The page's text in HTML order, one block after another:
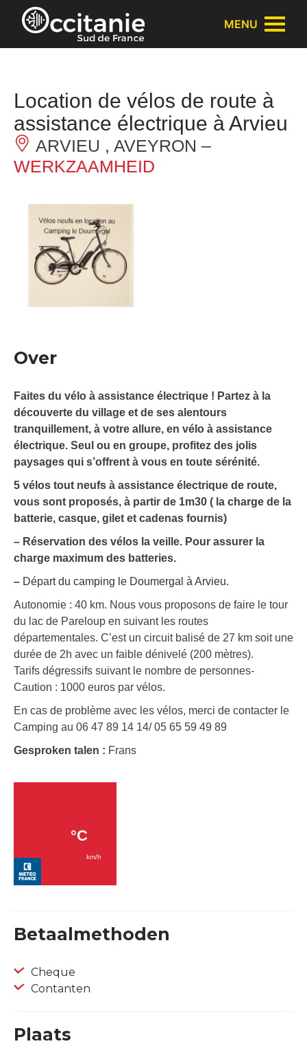
Cookies beheer paneel
MENU
Location de vélos de route à
assistance électrique à Arvieu
ARVIEU , AVEYRON –
WERKZAAMHEID
Over
Faites du vélo à assistance électrique ! Partez à la
découverte du village et de ses alentours
tranquillement, à votre allure, en vélo à assistance
électrique. Seul ou en groupe, profitez des jolis
paysages qui s’offrent à vous en toute sérénité.
5 vélos tout neufs à assistance électrique de route,
vous sont proposés, à partir de 1m30 ( la charge de la
batterie, casque, gilet et cadenas fournis)
– Réservation des vélos la veille. Pour assurer la
charge maximum des batteries.
– Départ du camping le Doumergal à Arvieu.
Autonomie : 40 km. Nous vous proposons de faire le tour
du lac de Pareloup en suivant les routes
départementales. C’est un circuit balisé de 27 km soit une
durée de 2h avec un faible dénivelé (200 mètres).
Tarifs dégressifs suivant le nombre de personnes-
Caution : 1000 euros par vélos.
En cas de problème avec les vélos, merci de contacter le
Camping au 06 47 89 14 14/ 05 65 59 49 89
Gesproken talen : Frans
Betaalmethoden
Cheque
Contanten
Plaats